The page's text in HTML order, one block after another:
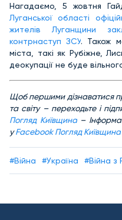
Нагадаємо, 5 жовтня
Луганської області
жителів Луганщини
контрнаступ ЗСУ. Також
міста, такі як Рубіжне,
деокупації не буде
Щоб першими дізнаватися
та світу – переходьте і
Погляд Київщина–
уFacebook Погляд Київщина
#Війна #Україна #Війна з